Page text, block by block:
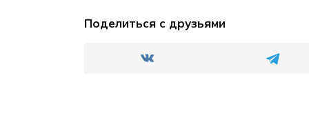
Поделиться с друзьями